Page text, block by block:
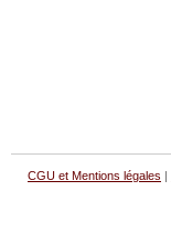
CGU et Mentions légales |